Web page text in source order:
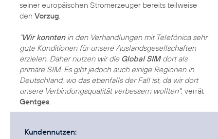
seiner europäischen Stromerzeuger bereits teilweise
den Vorzug.
"Wir konntenin den Verhandlungen mit Telefónica sehr
gute Konditionen für unsere Auslandsgesellschaften
erzielen. Daher nutzen wir die Global SIMdort als
primäre SIM. Es gibt jedoch auch einige Regionen in
Deutschland, wo das ebenfalls der Fall ist, da wir dort
unsere Verbindungsqualität verbessern wollten", verrät
Gentges.
Kundennutzen: